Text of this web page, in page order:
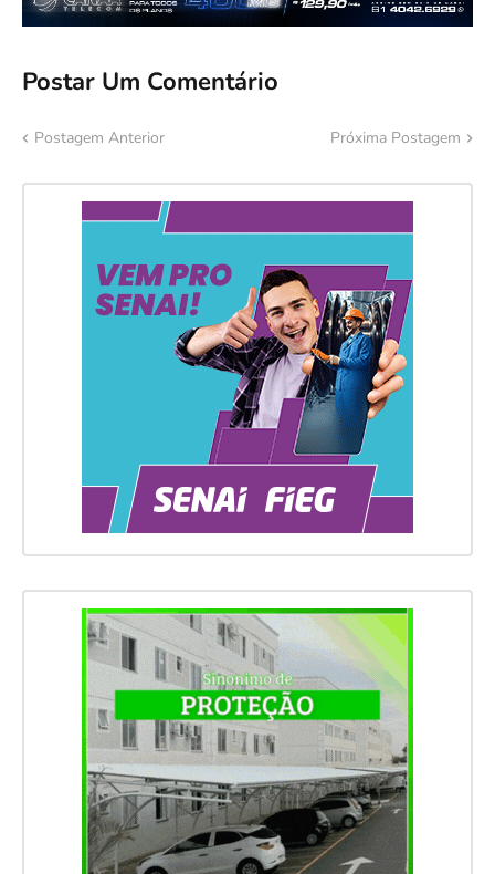
Postar Um Comentário
Postagem Anterior Próxima Postagem